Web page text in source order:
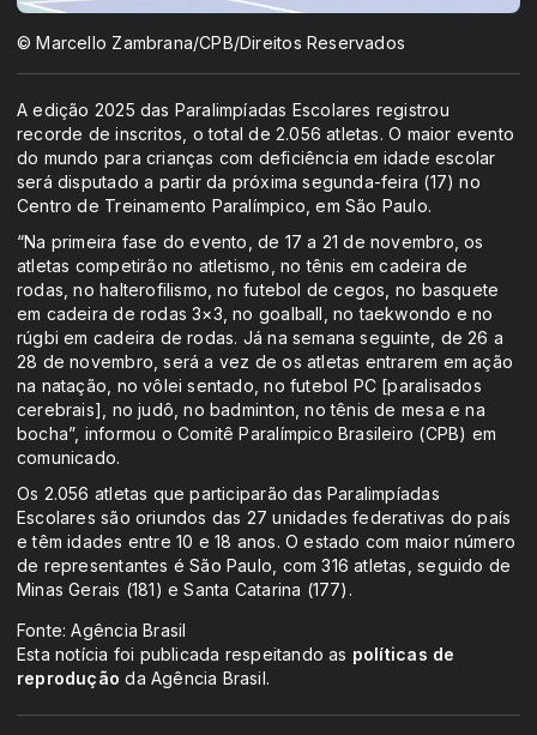
© Marcello Zambrana/CPB/Direitos Reservados
A edição 2025 das Paralimpíadas Escolares registrou
recorde de inscritos, o total de 2.056 atletas. O maior evento
do mundo para crianças com deficiência em idade escolar
será disputado a partir da próxima segunda-feira (17) no
Centro de Treinamento Paralímpico, em São Paulo.
“Na primeira fase do evento, de 17 a 21 de novembro, os
atletas competirão no atletismo, no tênis em cadeira de
rodas, no halterofilismo, no futebol de cegos, no basquete
em cadeira de rodas 3×3, no goalball, no taekwondo e no
rúgbi em cadeira de rodas. Já na semana seguinte, de 26 a
28 de novembro, será a vez de os atletas entrarem em ação
na natação, no vôlei sentado, no futebol PC [paralisados
cerebrais], no judô, no badminton, no tênis de mesa e na
bocha”, informou o Comitê Paralímpico Brasileiro (CPB) em
comunicado.
Os 2.056 atletas que participarão das Paralimpíadas
Escolares são oriundos das 27 unidades federativas do país
e têm idades entre 10 e 18 anos. O estado com maior número
de representantes é São Paulo, com 316 atletas, seguido de
Minas Gerais (181) e Santa Catarina (177).
Fonte: Agência Brasil
Esta notícia foi publicada respeitando as políticas de
reprodução da Agência Brasil.